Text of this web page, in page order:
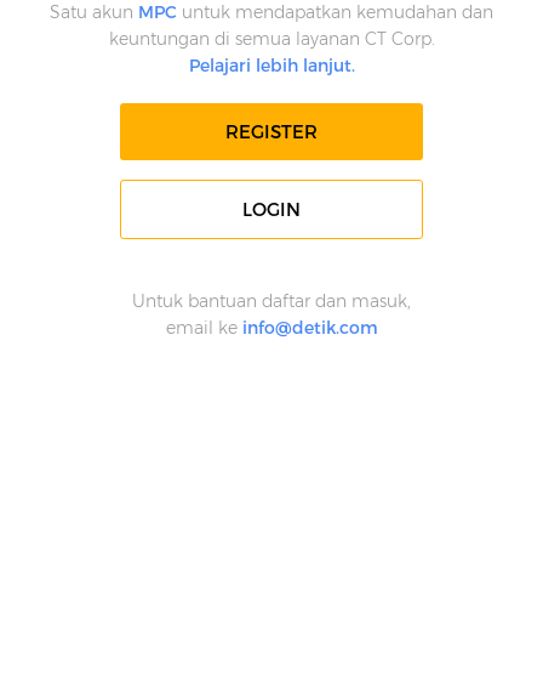
Satu akun MPC untuk mendapatkan kemudahan dan
keuntungan di semua layanan CT Corp.
Pelajari lebih lanjut.
REGISTER
LOGIN
Untuk bantuan daftar dan masuk,
email ke info@detik.com